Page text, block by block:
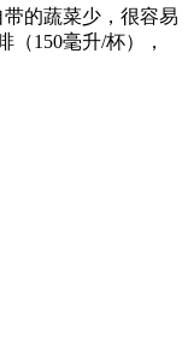
的蔬菜少，很容易
150毫升/杯），